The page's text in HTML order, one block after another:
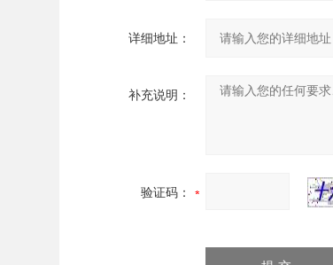
详细地址：
补充说明：
验证码：